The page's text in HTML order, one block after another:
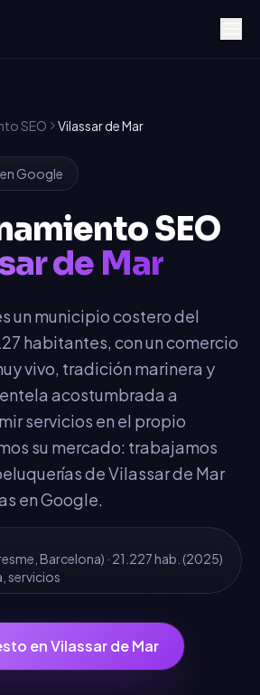
SEO Vilassar de Mar
en Google
SEO
de Mar
un municipio costero del
habitantes, con un comercio
vivo, tradición marinera y
acostumbrada a
servicios en el propio
su mercado: trabajamos
de Vilassar de Mar
en Google.
Barcelona) · 21.227hab. (2025)
servicios
enVilassar de Mar